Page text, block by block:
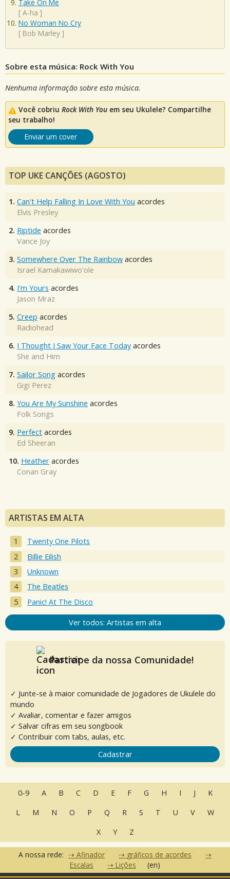
Take On Me
[ A-ha ]
No Woman No Cry
[ Bob Marley ]
Sobre esta música: Rock With You
Nenhuma informação sobre esta música.
Você cobriu Rock With You em seu Ukulele? Compartilhe
seu trabalho!
Enviar um cover
TOP UKE CANÇÕES (AGOSTO)
1. Can't Help Falling In Love With You acordes
Elvis Presley
2. Riptide acordes
Vance Joy
3. Somewhere Over The Rainbow acordes
Israel Kamakawiwo'ole
4. I'm Yours acordes
Jason Mraz
5. Creep acordes
Radiohead
6. I Thought I Saw Your Face Today acordes
She and Him
7. Sailor Song acordes
Gigi Perez
8. You Are My Sunshine acordes
Folk Songs
9. Perfect acordes
Ed Sheeran
10. Heather acordes
Conan Gray
ARTISTAS EM ALTA
Twenty One Pilots
Billie Eilish
Unknown
The Beatles
Panic! At The Disco
Ver todos: Artistas em alta
Participe da nossa Comunidade!
✓ Junte-se à maior comunidade de Jogadores de Ukulele do
mundo
✓ Avaliar, comentar e fazer amigos
✓ Salvar cifras em seu songbook
✓ Contribuir com tabs, aulas, etc.
Cadastrar
0-9 A B C D E F G H I J
K
L
M N O P Q R S T U V
W
X
Y Z
A nossa rede: Afinador
gráficos de acordes
Escalas
Lições (en)